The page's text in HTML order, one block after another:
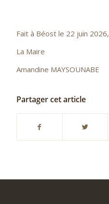
Fait à Béost le 22 juin 2026,
La Maire
Amandine MAYSOUNABE
Partager cet article